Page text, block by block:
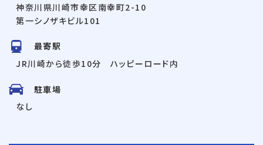
神奈川県川崎市幸区南幸町2-10
第一シノザキビル101
最寄駅
JR川崎から徒歩10分 ハッピーロード内
駐車場
なし